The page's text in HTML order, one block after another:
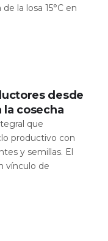
la losa 15°C en
desde
la cosecha
que
productivo con
y semillas. El
vínculo de